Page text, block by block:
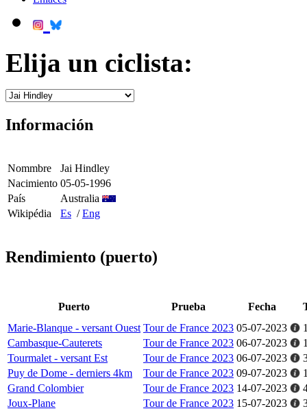
Elija un ciclista:
Información
Nommbre
Jai Hindley
Nacimiento 05-05-1996
País
Australia
Wikipédia
Es /Eng
Rendimiento (puerto)
Puerto Prueba Fecha
Marie-Blanque - versant Ouest Tour de France 2023 05-07-2023
Cambasque-Cauterets
Tour de France 2023 06-07-2023
Tourmalet - versant Est
Tour de France 2023 06-07-2023
Puy de Dome - derniers 4km
Tour de France 2023 09-07-2023
Grand Colombier
Tour de France 2023 14-07-2023
Joux-Plane
Tour de France 2023 15-07-2023